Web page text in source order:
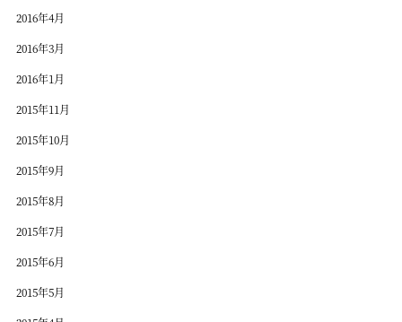
2016年4月
2016年3月
2016年1月
2015年11月
2015年10月
2015年9月
2015年8月
2015年7月
2015年6月
2015年5月